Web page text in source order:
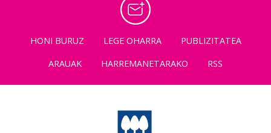
HONI BURUZ LEGE OHARRA
PUBLIZITATEA
ARAUAK
HARREMANETARAKO RSS